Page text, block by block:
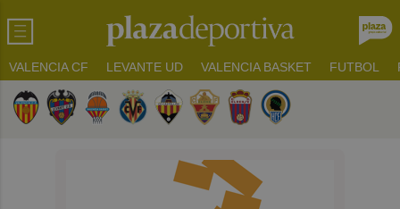
VALENCIA CF LEVANTE UD VALENCIA BASKET FUTBOL